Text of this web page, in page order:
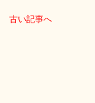
古い記事へ